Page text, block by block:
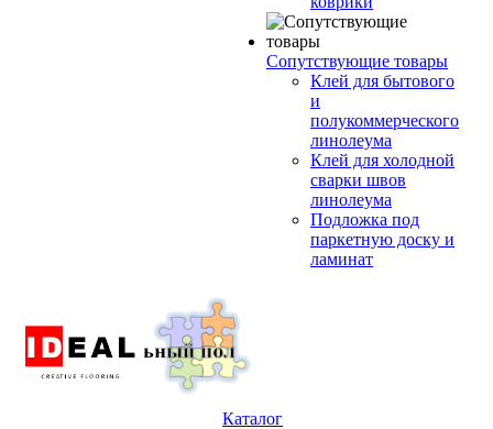
Сопутствующие товары
Клей для бытового
и
полукоммерческого
линолеума
Клей для холодной
сварки швов
линолеума
Подложка под
паркетную доску и
ламинат
Каталог